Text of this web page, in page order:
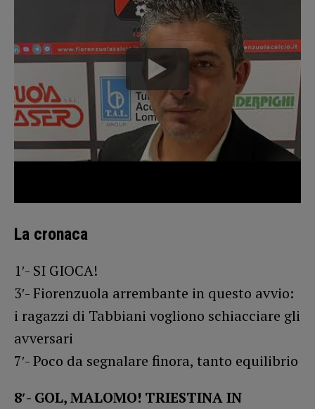
La cronaca
1′- SI GIOCA!
3′- Fiorenzuola arrembante in questo avvio:
i ragazzi di Tabbiani vogliono schiacciare gli
avversari
7′- Poco da segnalare finora, tanto equilibrio
8′- GOL, MALOMO! TRIESTINA IN